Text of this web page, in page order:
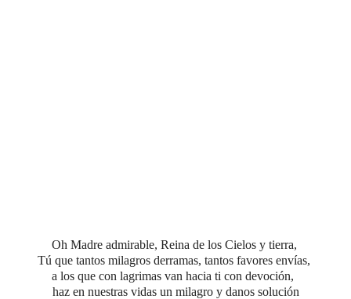
Oh Madre admirable, Reina de los Cielos y tierra,
Tú que tantos milagros derramas, tantos favores envías,
a los que con lagrimas van hacia ti con devoción,
haz en nuestras vidas un milagro y danos solución